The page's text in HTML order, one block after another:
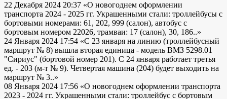
22 Декабря 2024 20:37 «О новогоднем оформлении
транспорта 2024 - 2025 гг. Украшенными стали: троллейбусы с
бортовыми номерами: 61, 202, 999 (салон), автобус с
бортовым номером 22026, трамваи: 17 (салон), 30, 186..»
24 Января 2024 17:54 «С 23 января на линию (троллейбусный
маршрут № 8) вышла вторая единица - модель ВМЗ 5298.01
"Сириус" (бортовой номер 201). С 24 января работает третья
ед. - 203 (м-т № 9). Четвертая машина (204) будет выходить на
маршрут № 3..»
08 Января 2024 17:56 «О новогоднем оформлении транспорта
2023 - 2024 гг. Украшенными стали: троллейбус с бортовым